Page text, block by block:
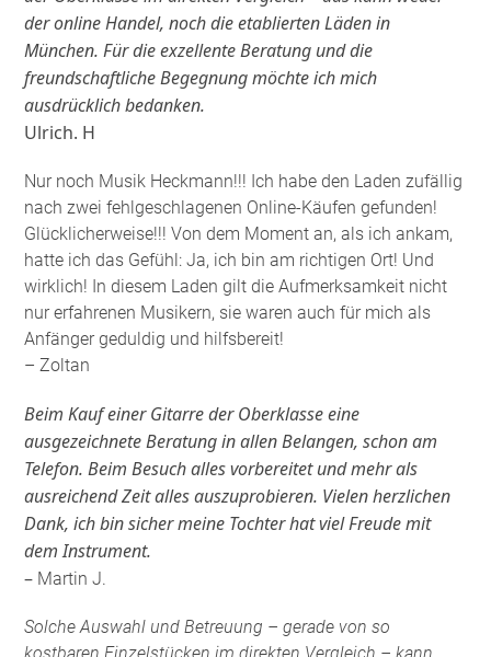
der online Handel, noch die etablierten Läden in
München. Für die exzellente Beratung und die
freundschaftliche Begegnung möchte ich mich
ausdrücklich bedanken.
Ulrich. H
Nur noch Musik Heckmann!!! Ich habe den Laden zufällig
nach zwei fehlgeschlagenen Online-Käufen gefunden!
Glücklicherweise!!! Von dem Moment an, als ich ankam,
hatte ich das Gefühl: Ja, ich bin am richtigen Ort! Und
wirklich! In diesem Laden gilt die Aufmerksamkeit nicht
nur erfahrenen Musikern, sie waren auch für mich als
Anfänger geduldig und hilfsbereit!
– Zoltan
Beim Kauf einer Gitarre der Oberklasse eine
ausgezeichnete Beratung in allen Belangen, schon am
Telefon. Beim Besuch alles vorbereitet und mehr als
ausreichend Zeit alles auszuprobieren. Vielen herzlichen
Dank, ich bin sicher meine Tochter hat viel Freude mit
dem Instrument.
– Martin J.
Solche Auswahl und Betreuung – gerade von so